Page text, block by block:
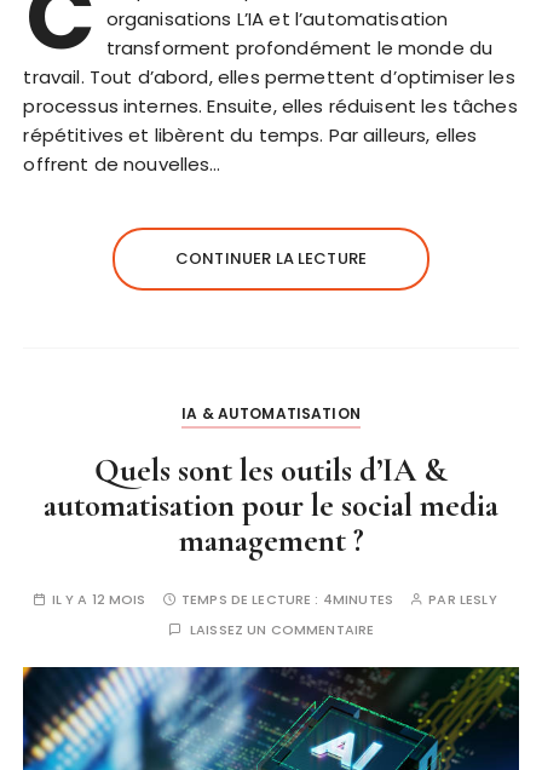
organisations L’IA et l’automatisation
transforment profondément le monde du
travail. Tout d’abord, elles permettent d’optimiser les
processus internes. Ensuite, elles réduisent les tâches
répétitives et libèrent du temps. Par ailleurs, elles
offrent de nouvelles…
CONTINUER LA LECTURE
IA & AUTOMATISATION
Quels sont les outils d’IA &
automatisation pour le social media
management ?
IL Y A 12 MOIS TEMPS DE LECTURE : 4MINUTES PAR LESLY
LAISSEZ UN COMMENTAIRE